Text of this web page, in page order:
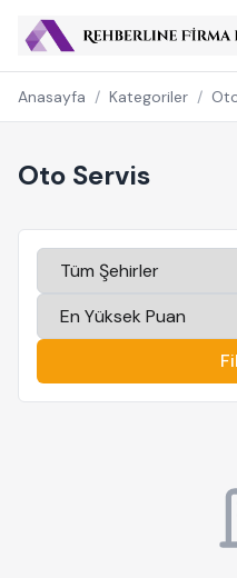
Anasayfa / Kategoriler /
Oto Servis